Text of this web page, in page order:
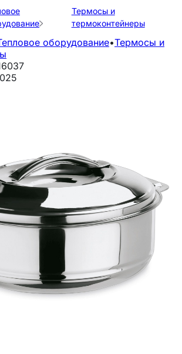
Термосы и
термоконтейнеры
оборудование•Термосы и